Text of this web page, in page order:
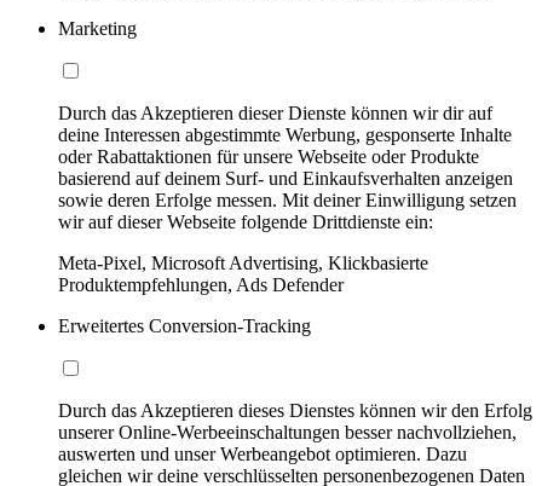
Marketing
Durch das Akzeptieren dieser Dienste können wir dir auf
deine Interessen abgestimmte Werbung, gesponserte Inhalte
oder Rabattaktionen für unsere Webseite oder Produkte
basierend auf deinem Surf- und Einkaufsverhalten anzeigen
sowie deren Erfolge messen. Mit deiner Einwilligung setzen
wir auf dieser Webseite folgende Drittdienste ein:
Meta-Pixel, Microsoft Advertising, Klickbasierte
Produktempfehlungen, Ads Defender
Erweitertes Conversion-Tracking
Durch das Akzeptieren dieses Dienstes können wir den Erfolg
unserer Online-Werbeeinschaltungen besser nachvollziehen,
auswerten und unser Werbeangebot optimieren. Dazu
gleichen wir deine verschlüsselten personenbezogenen Daten